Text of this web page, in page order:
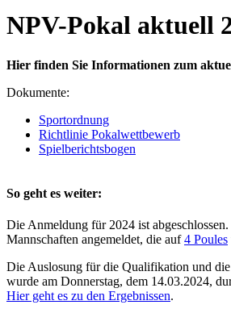
Skip
to
NPV-Pokal aktuell
Hier finden Sie Informationen zum
Dokumente:
Sportordnung
Richtlinie Pokalwettbewerb
Spielberichtsbogen
So geht es weiter:
Die Anmeldung für 2024 ist
Mannschaften angemeldet, die auf4 Poules
Die Auslosung für die Qualifikation und
wurde am Donnerstag, dem 14.03.2024,
Hier geht es zu den Ergebnissen.